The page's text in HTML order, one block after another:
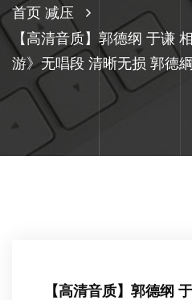
首页 减压
【高清音质】郭德纲 于谦
游》无唱段 清晰无损 郭德
【高清音质】郭德纲